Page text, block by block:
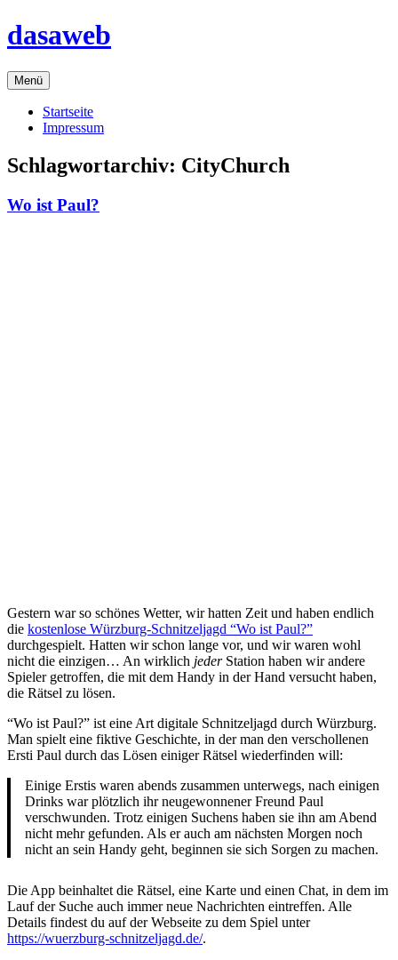
Zum
Inhalt
dasaweb
Menü
Startseite
Impressum
Schlagwortarchiv: CityChurch
Wo ist Paul?
Gestern war so schönes Wetter, wir hatten Zeit und haben endlich
die kostenlose Würzburg-Schnitzeljagd “Wo ist Paul?”
durchgespielt. Hatten wir schon lange vor, und wir waren wohl
nicht die einzigen… An wirklich jederStation haben wir andere
Spieler getroffen, die mit dem Handy in der Hand versucht haben,
die Rätsel zu lösen.
“Wo ist Paul?” ist eine Art digitale Schnitzeljagd durch Würzburg.
Man spielt eine fiktive Geschichte, in der man den verschollenen
Ersti Paul durch das Lösen einiger Rätsel wiederfinden will:
Einige Erstis waren abends zusammen unterwegs, nach einigen
Drinks war plötzlich ihr neugewonnener Freund Paul
verschwunden. Trotz einigen Suchens haben sie ihn am Abend
nicht mehr gefunden. Als er auch am nächsten Morgen noch
nicht an sein Handy geht, beginnen sie sich Sorgen zu machen.
Die App beinhaltet die Rätsel, eine Karte und einen Chat, in dem im
Lauf der Suche auch immer neue Nachrichten eintreffen. Alle
Details findest du auf der Webseite zu dem Spiel unter
https://wuerzburg-schnitzeljagd.de/.